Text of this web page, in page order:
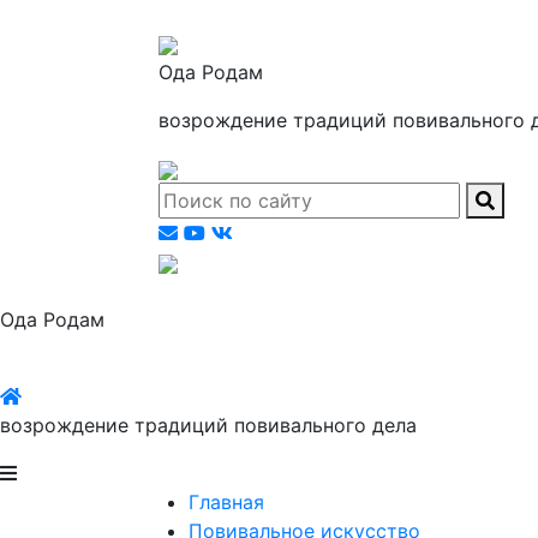
Ода Родам
возрождение традиций повивального
Ода Родам
возрождение традиций повивального дела
Главная
Повивальное искусство